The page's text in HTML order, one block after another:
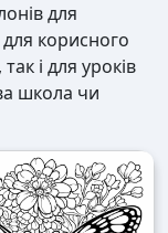
для
корисного
і для уроків
школа чи